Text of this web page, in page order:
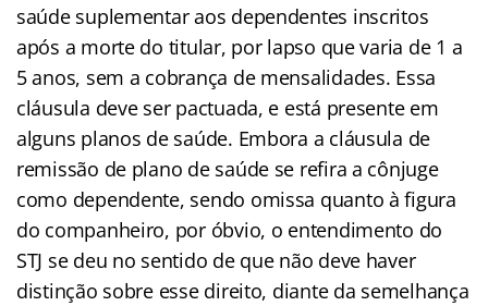
saúde suplementar aos dependentes inscritos
após a morte do titular, por lapso que varia de 1 a
5 anos, sem a cobrança de mensalidades. Essa
cláusula deve ser pactuada, e está presente em
alguns planos de saúde. Embora a cláusula de
remissão de plano de saúde se refira a cônjuge
como dependente, sendo omissa quanto à figura
do companheiro, por óbvio, o entendimento do
STJ se deu no sentido de que não deve haver
distinção sobre esse direito, diante da semelhança